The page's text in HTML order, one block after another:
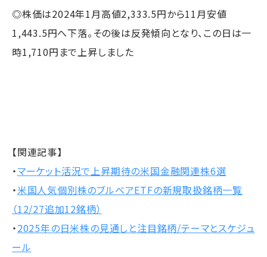
◎株価は2024年1月高値2,333.5円から11月安値
1,443.5円へ下落。その後は反発傾向となり、この日は一
時1,710円まで上昇しました
【関連記事】
・マーケット活況で上昇期待の米国金融関連株6選
・米国人気個別株のブルベアETFの新規取扱銘柄一覧
（12/27追加12銘柄）
・2025年の日米株の見通しと注目銘柄/テーマとスケジュ
ール